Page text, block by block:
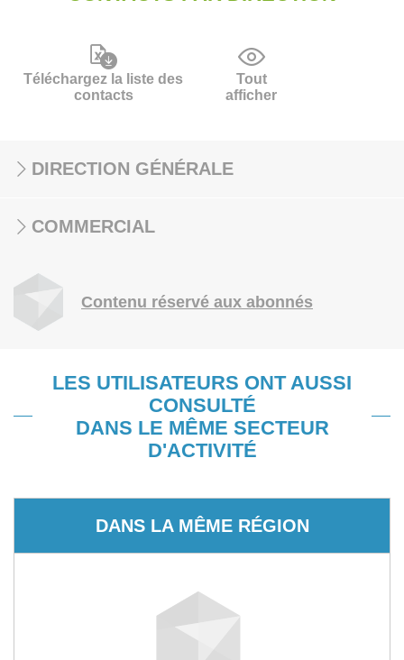
Téléchargez la liste des
contacts
Tout
afficher
DIRECTION GÉNÉRALE
COMMERCIAL
Contenu réservé aux abonnés
LES UTILISATEURS ONT AUSSI
CONSULTÉ
DANS LE MÊME SECTEUR
D'ACTIVITÉ
DANS LA MÊME RÉGION